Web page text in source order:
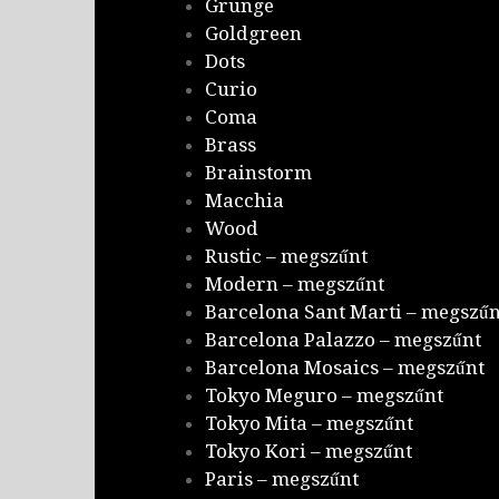
Grunge
Goldgreen
Dots
Curio
Coma
Brass
Brainstorm
Macchia
Wood
Rustic – megszűnt
Modern – megszűnt
Barcelona Sant Marti –
Barcelona Palazzo – megszűnt
Barcelona Mosaics – megszűnt
Tokyo Meguro – megszűnt
Tokyo Mita – megszűnt
Tokyo Kori – megszűnt
Paris – megszűnt